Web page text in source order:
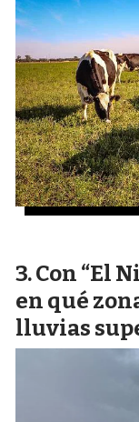
Con “El
en qué
lluvias